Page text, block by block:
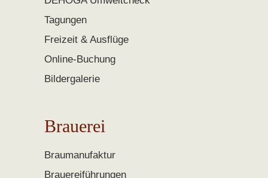
Tagungen
Freizeit & Ausflüge
Online-Buchung
Bildergalerie
Brauerei
Braumanufaktur
Brauereiführungen